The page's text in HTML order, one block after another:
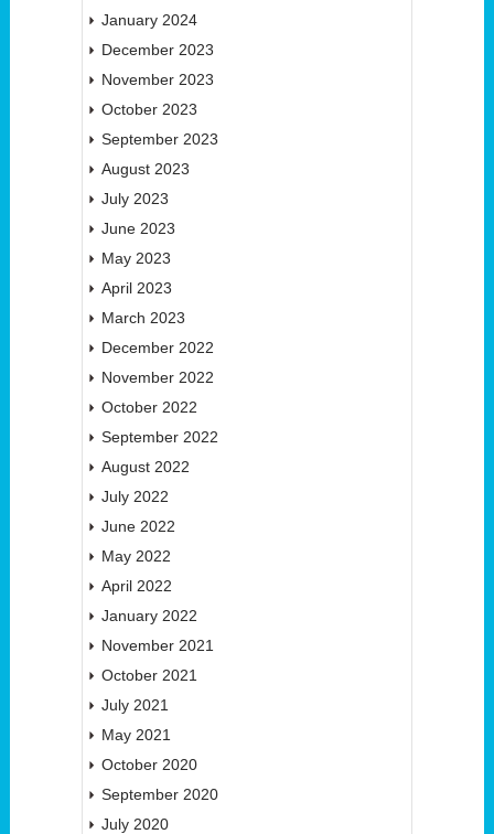
January 2024
December 2023
November 2023
October 2023
September 2023
August 2023
July 2023
June 2023
May 2023
April 2023
March 2023
December 2022
November 2022
October 2022
September 2022
August 2022
July 2022
June 2022
May 2022
April 2022
January 2022
November 2021
October 2021
July 2021
May 2021
October 2020
September 2020
July 2020